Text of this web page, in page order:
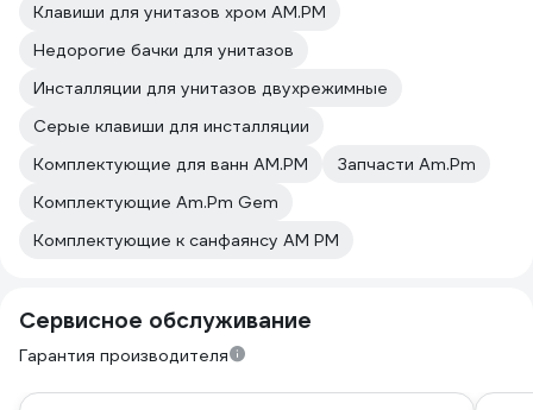
Клавиши для унитазов хром AM.PM
Недорогие бачки для унитазов
Инсталляции для унитазов двухрежимные
Серые клавиши для инсталляции
Комплектующие для ванн AM.PM
Запчасти Am.Pm
Комплектующие Am.Pm Gem
Комплектующие к санфаянсу AM PM
Сервисное обслуживание
Гарантия производителя